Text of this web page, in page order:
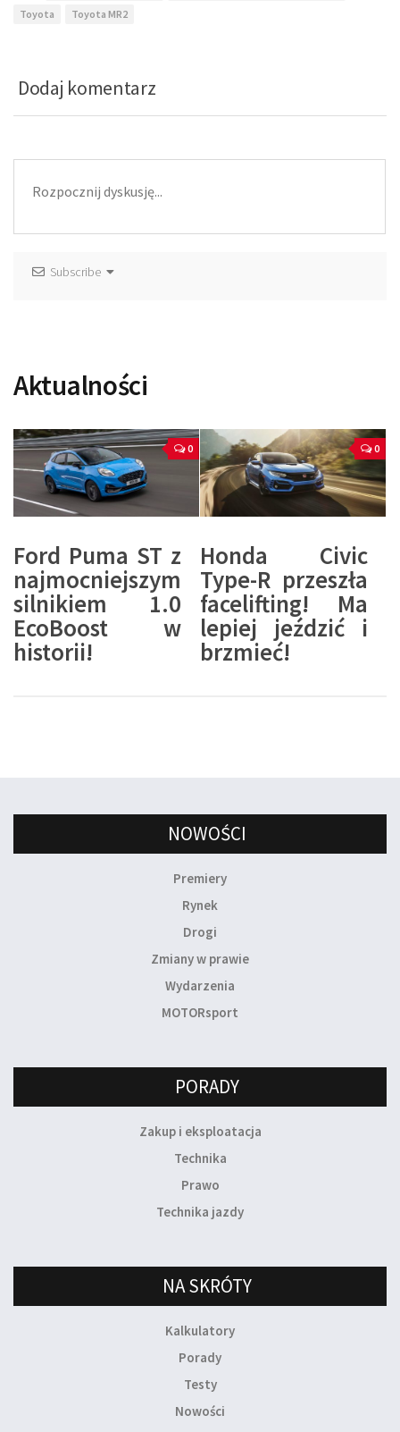
Toyota
Toyota MR2
Dodaj komentarz
Subscribe
Aktualności
0
Ford Puma ST z
najmocniejszym
silnikiem 1.0
EcoBoost w
historii!
0
Honda Civic
Type-R przeszła
facelifting! Ma
lepiej jeździć i
brzmieć!
NOWOŚCI
Premiery
Rynek
Drogi
Zmiany w prawie
Wydarzenia
MOTORsport
PORADY
Zakup i eksploatacja
Technika
Prawo
Technika jazdy
NA SKRÓTY
Kalkulatory
Porady
Testy
Nowości